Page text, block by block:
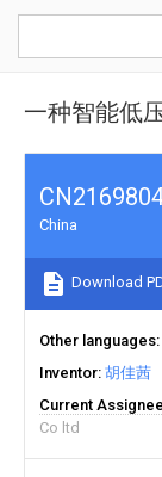
一种智能低
China
Download
Other languages
Inventor 胡佳茜
Current Assignee
Co ltd